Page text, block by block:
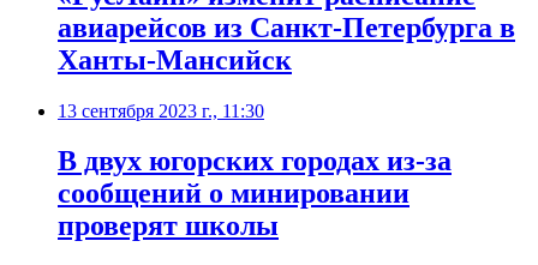
авиарейсов из Санкт-Петербурга в
Ханты-Мансийск
13 сентября 2023 г., 11:30
В двух югорских городах из-за
сообщений о минировании
проверят школы